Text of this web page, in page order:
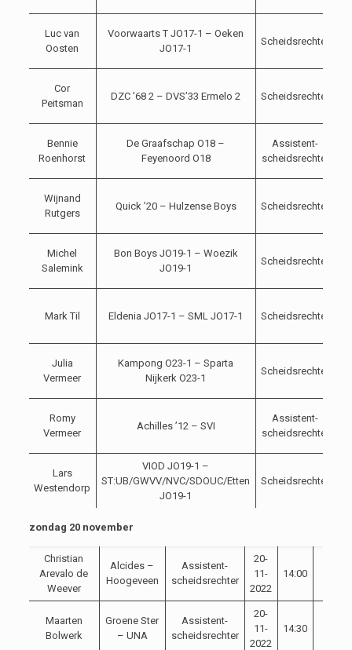
Luc van
Oosten
Voorwaarts T JO17-1 – Oeken
JO17-1
Scheidsrechter
Cor
Peitsman
DZC ’68 2 – DVS’33 Ermelo 2 Scheidsrechter
Bennie
Roenhorst
De Graafschap O18 –
Feyenoord O18
Assistent-
scheidsrechter
Wijnand
Rutgers
Quick ’20 – Hulzense Boys Scheidsrechter
Michel
Salemink
Bon Boys JO19-1 – Woezik
JO19-1
Scheidsrechter
Mark Til Eldenia JO17-1 – SML JO17-1 Scheidsrechter
Julia
Vermeer
Kampong O23-1 – Sparta
Nijkerk O23-1
Scheidsrechter
Romy
Vermeer
Achilles ’12 – SVI
Assistent-
scheidsrechter
Lars
Westendorp
VIOD JO19-1 –
ST:UB/GWVV/NVC/SDOUC/Etten
JO19-1
Scheidsrechter
zondag 20 november
Christian
Arevalo de
Weever
Alcides –
Hoogeveen
Assistent-
scheidsrechter
20-
11-
2022
14:00
Maarten
Bolwerk
Groene Ster
– UNA
Assistent-
scheidsrechter
20-
11-
2022
14:30